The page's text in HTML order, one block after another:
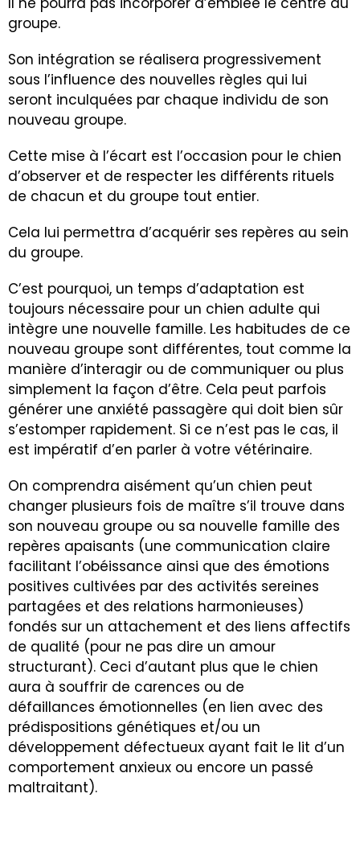
groupe.
Son intégration se réalisera progressivement
sous l’influence des nouvelles règles qui lui
seront inculquées par chaque individu de son
nouveau groupe.
Cette mise à l’écart est l’occasion pour le chien
d’observer et de respecter les différents rituels
de chacun et du groupe tout entier.
Cela lui permettra d’acquérir ses repères au sein
du groupe.
C’est pourquoi, un temps d’adaptation est
toujours nécessaire pour un chien adulte qui
intègre une nouvelle famille. Les habitudes de ce
nouveau groupe sont différentes, tout comme la
manière d’interagir ou de communiquer ou plus
simplement la façon d’être. Cela peut parfois
générer une anxiété passagère qui doit bien sûr
s’estomper rapidement. Si ce n’est pas le cas, il
est impératif d’en parler à votre vétérinaire.
On comprendra aisément qu’un chien peut
changer plusieurs fois de maître s’il trouve dans
son nouveau groupe ou sa nouvelle famille des
repères apaisants (une communication claire
facilitant l’obéissance ainsi que des émotions
positives cultivées par des activités sereines
partagées et des relations harmonieuses)
fondés sur un attachement et des liens affectifs
de qualité (pour ne pas dire un amour
structurant). Ceci d’autant plus que le chien
aura à souffrir de carences ou de
défaillances émotionnelles (en lien avec des
prédispositions génétiques et/ou un
développement défectueux ayant fait le lit d’un
comportement anxieux ou encore un passé
maltraitant).